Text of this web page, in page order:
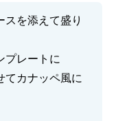
スを添えて盛り
プレートに
てカナッペ風に